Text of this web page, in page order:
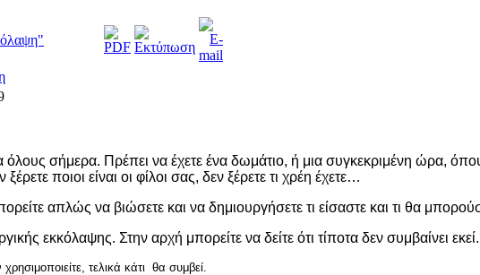
όλους σήμερα. Πρέπει να έχετε ένα δωμάτιο, ή μια συγκεκριμένη ώρα, όπου
ποιοι είναι οι φίλοι σας, δεν ξέρετε τι χρέη έχετε…
απλώς να βιώσετε και να δημιουργήσετε τι είσαστε και τι θα
εκκόλαψης. Στην αρχή μπορείτε να δείτε ότι τίποτα δεν συμβαίνει εκεί.
τελικά κάτι θα συμβεί.